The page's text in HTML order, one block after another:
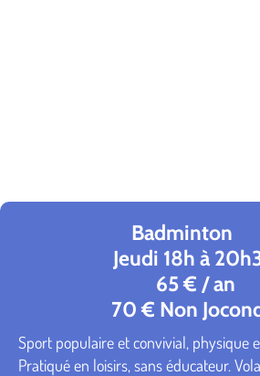
Jeudi 18h à
65 € / an
70 € Non
Sport populaire et convivial, physique
Pratiqué en loisirs, sans éducateur.